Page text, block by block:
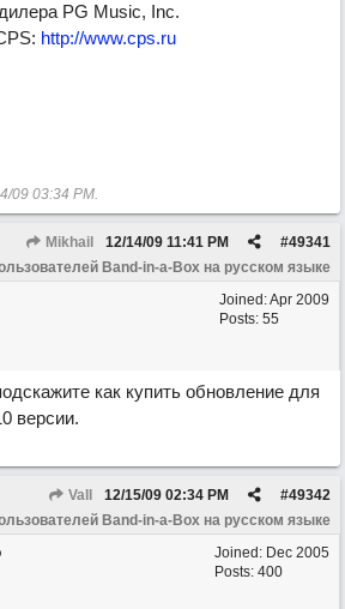
PG Music, Inc.
http://www.cps.ru
09 03:34 PM.
Mikhail #49341
12/14/09 11:41 PM
Band-in-a-Box на русском языке
Joined:Apr 2009
Posts: 55
как купить обновление для
версии.
Vall #49342
12/15/09 02:34 PM
Band-in-a-Box на русском языке
Joined: Dec 2005
Posts: 400